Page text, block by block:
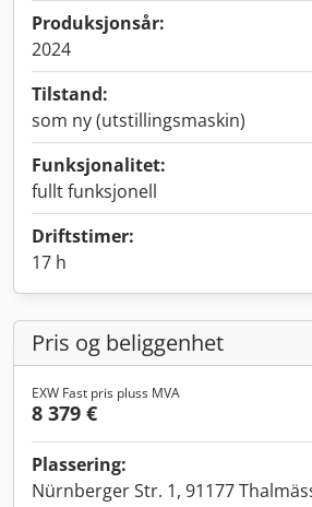
Produksjonsår:
2024
Tilstand:
som ny (utstillingsmaskin)
Funksjonalitet:
fullt funksjonell
Driftstimer:
17 h
Pris og beliggenhet
EXW Fast pris pluss MVA
8 379 €
Plassering:
Nürnberger Str. 1, 91177